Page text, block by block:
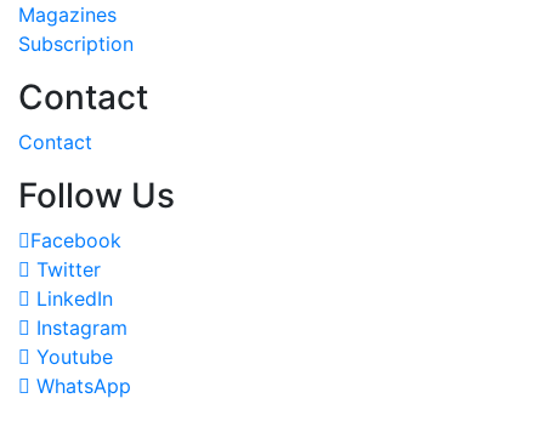
Magazines
Subscription
Contact
Contact
Follow Us
Facebook
Twitter
LinkedIn
Instagram
Youtube
WhatsApp